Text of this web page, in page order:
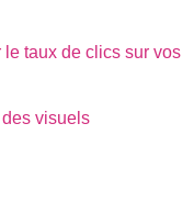
taux de clics sur vos
visuels